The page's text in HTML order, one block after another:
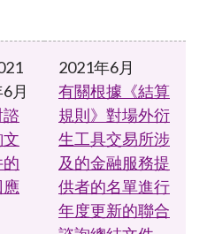
月
應
2021年6月
有關根據《結算
規則》對場外衍
生工具交易所涉
及的金融服務提
供者的名單進行
年度更新的聯合